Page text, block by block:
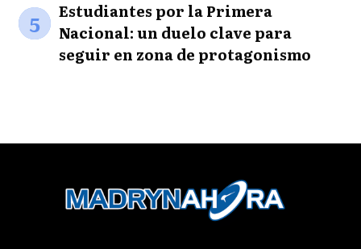
5
Estudiantes por la Primera
Nacional: un duelo clave para
seguir en zona de protagonismo